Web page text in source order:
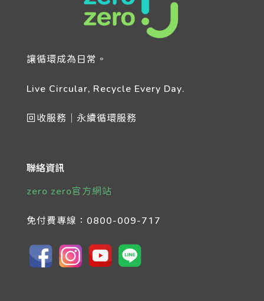
讓循環成為日常。
Live Circular, Recycle Every Day.
回收服務｜永續循環服務
聯絡資訊
zero zero官方網站
免付費專線： 0800-009-717